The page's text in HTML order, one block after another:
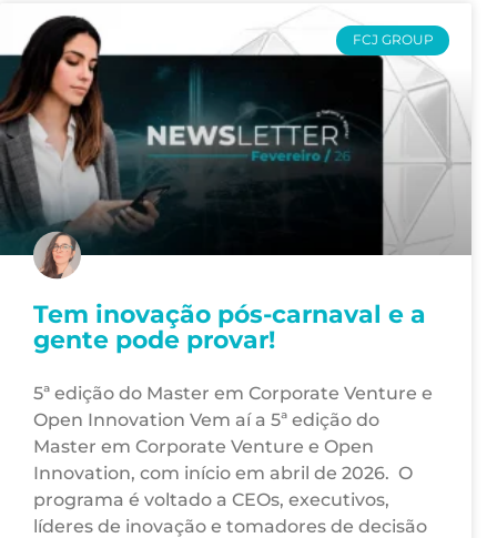
FCJ GROUP
Tem inovação pós-carnaval e a
gente pode provar!
5ª edição do Master em Corporate Venture e
Open Innovation Vem aí a 5ª edição do
Master em Corporate Venture e Open
Innovation, com início em abril de 2026. O
programa é voltado a CEOs, executivos,
líderes de inovação e tomadores de decisão